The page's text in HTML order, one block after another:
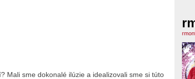
Mali sme dokonalé ilúzie a idealizovali sme si túto